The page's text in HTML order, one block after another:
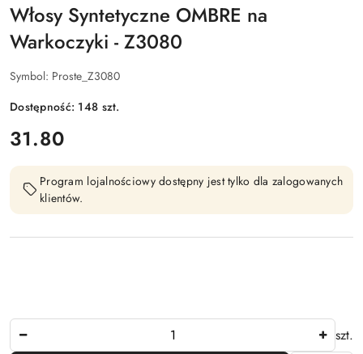
Włosy Syntetyczne OMBRE na
Warkoczyki - Z3080
Symbol: Proste_Z3080
Dostępność: 148 szt.
cena:
31.80
Program lojalnościowy dostępny jest tylko dla zalogowanych
klientów.
szt.